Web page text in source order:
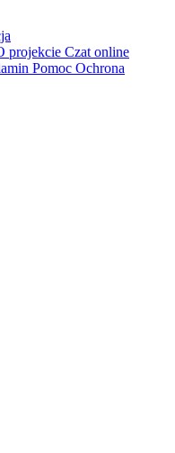
projekcie Czat online
Pomoc Ochrona